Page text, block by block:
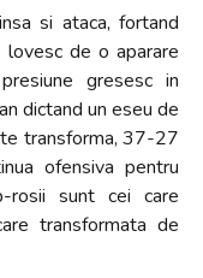
si ataca, fortand
lovesc de o aparare
gresesc in
dictand un eseu de
transforma, 37-27
ofensiva pentru
rosii sunt cei care
transformata de